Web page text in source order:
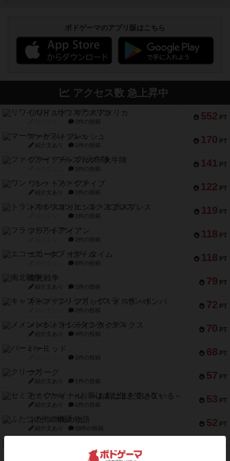
ボドゲーマのアプリ版はこちら
アクセス数 急上昇中
552 PT
リワイルド：サウスアメリカ
2件の投稿
170 PT
マーケットフレッシュ
紹介文あり 1件の投稿
141 PT
ファイアー・ブルズ / 火牛陣
1件の投稿
122 PT
ワン・トゥ・ファイブ
紹介文あり 1件の投稿
119 PT
トランスオリエント・エクスプレス
1件の投稿
118 PT
フラットアイアン
2件の投稿
118 PT
エコーズ・オブ・タイム
8件の投稿
79 PT
南北戦争
紹介文あり 1件の投稿
72 PT
キャプテン・フリップ：イスラ・ボンバ
2件の投稿
70 PT
メメントオンラインタクティクス
紹介文あり 4件の投稿
68 PT
パーミッド
1件の投稿
57 PT
クリーグ
紹介文あり 1件の投稿
53 PT
セミファイナル ～お前はまだ生きている～
紹介文あり 1件の投稿
52 PT
ふたつの街の物語
紹介文あり 18件の投稿
PT
4件の投稿